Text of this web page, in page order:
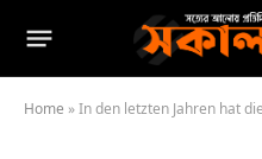
Home »In den letzten Jahren hat die Digitalisierung